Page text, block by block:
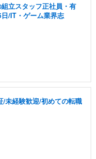
立スタッフ正社員・有
/IT・ゲーム業界志
未経験歓迎/初めての転職